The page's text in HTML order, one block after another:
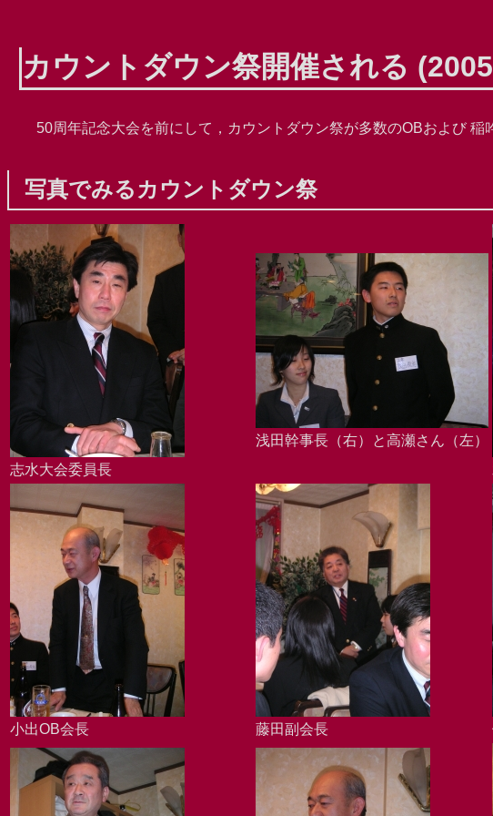
カウントダウン祭開催される
50周年記念大会を前にして，カウントダウン祭が多数のOBおよび
写真でみるカウントダウン祭
志水大会委員長
浅田幹事長（右）と高瀬さん（左）
小出OB会長 藤田副会長